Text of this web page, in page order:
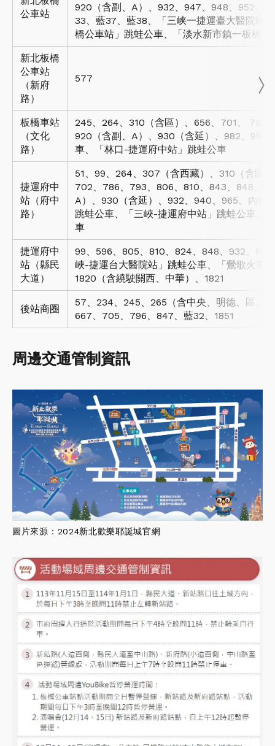
公車站
920（含副、A）、932、947、948、952、
33、藍37、藍38、「三峡一捷運臺大醫院站
橋公車站」跳蛙公車、「淡水新市鎮一板橋」
新北板橋
公車站
（新府
路）
577
板橋車站
（文化
路）
245、264、310（含區）、656、701、 793
920（含副、A）、930（含延）、982、99
車、「林口-捷運府中站」跳蛙公車
捷運府中
站（府中
路）
51、99、264、307（含西藏）、310（含區
702、786、793、806、810、843、848、
A）、930（含延）、932、940、965、內科
跳蛙公車、「三峽-捷運府中站」跳蛙公車、
車
捷運府中
站（縣民
大道）
99、596、805、810、824、848、932、
峽-捷運台大醫院站」跳蛙公車、「鶯歌火車
1820（含繞駛關西、中華）、1821
後站商圈
57、234、245、265（含中央、明德、區、
667、705、796、847、藍32、1851
周邊交通管制資訊
圖片來源： 2024新北歡樂耶誕城官網